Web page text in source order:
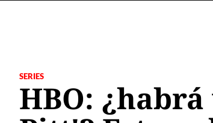
SERIES
HBO: